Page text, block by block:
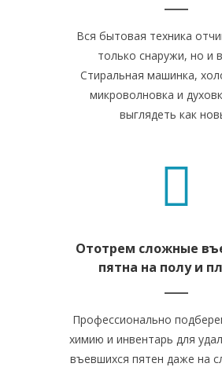
Вся бытовая техника
только снаружи, но и
Стиральная машинка,
микроволновка и
выглядеть как
Ототрем сложные
пятна на полу и
Профессионально
химию и инвентарь для
въевшихся пятен даже на